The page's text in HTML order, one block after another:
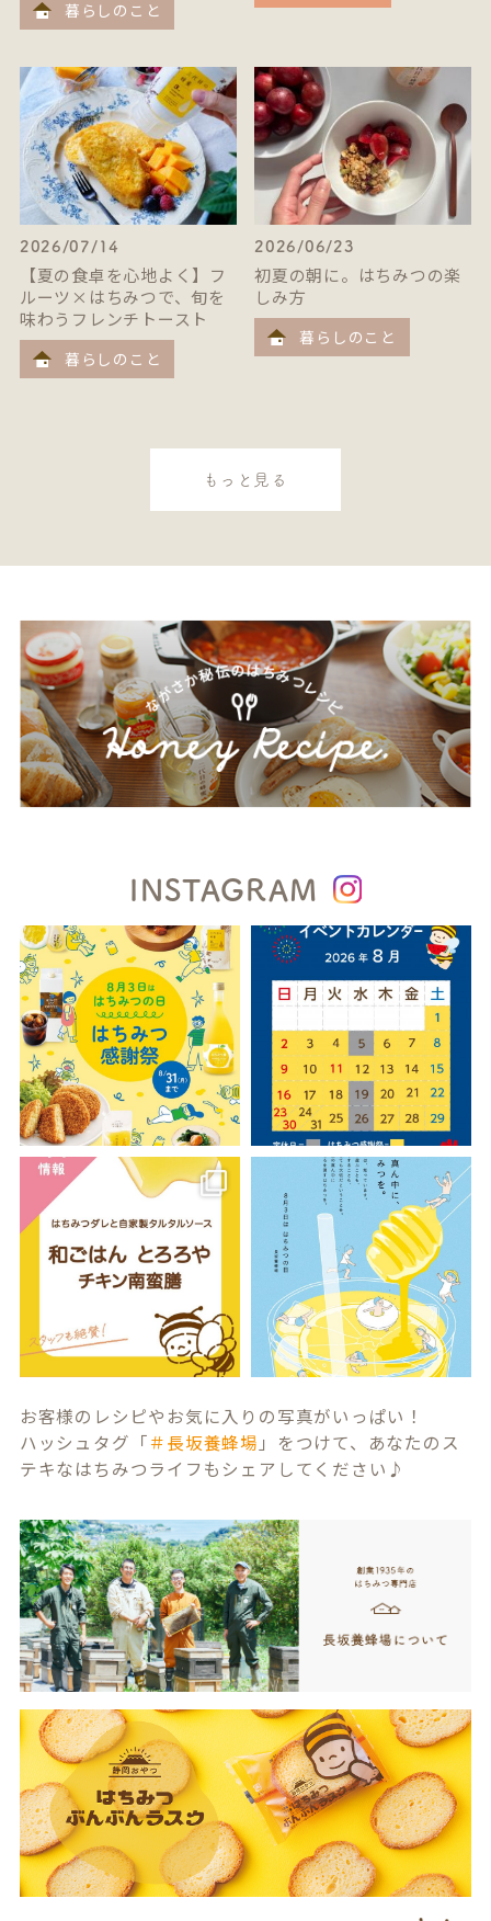
暮らしのこと
2026/07/14
【夏の食卓を心地よく】フ
ルーツ×はちみつで、旬を
味わうフレンチトースト
暮らしのこと
2026/06/23
初夏の朝に。はちみつの楽
しみ方
暮らしのこと
もっと見る
INSTAGRAM
お客様のレシピやお気に入りの写真がいっぱい！
ハッシュタグ「＃長坂養蜂場 」をつけて、あなたのス
テキなはちみつライフもシェアしてください♪